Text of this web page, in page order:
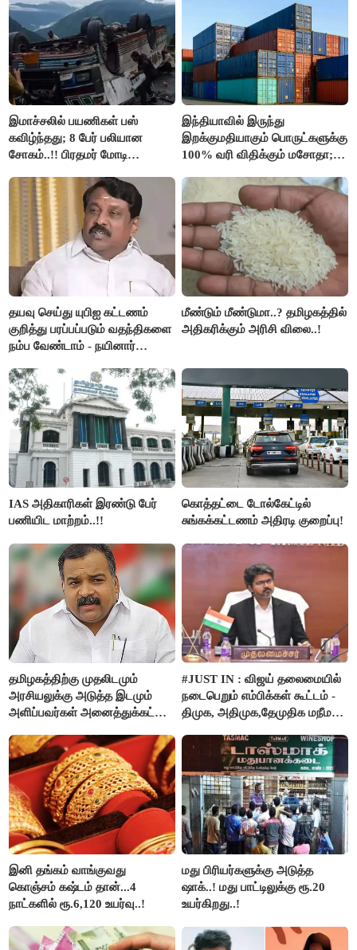
இமாச்சலில் பயணிகள் பஸ்
கவிழ்ந்தது; 8 பேர் பலியான
சோகம்..!! பிரதமர் மோடி
இந்தியாவில் இருந்து
இறக்குமதியாகும் பொருட்களுக்கு
100% வரி விதிக்கும் மசோதா;
தயவு செய்து யுபிஐ கட்டணம்
குறித்து பரப்பப்படும் வதந்திகளை
நம்ப வேண்டாம் - நயினார்
மீண்டும் மீண்டுமா..? தமிழகத்தில்
அதிகரிக்கும் அரிசி விலை..!
IAS அதிகாரிகள் இரண்டு பேர்
பணியிட மாற்றம்..!!
கொத்தட்டை டோல்கேட்டில்
சுங்கக்கட்டணம் அதிரடி குறைப்பு!
தமிழகத்திற்கு முதலிடமும்
அரசியலுக்கு அடுத்த இடமும்
அளிப்பவர்கள் அனைத்துக்கட்சி
பங்கேற்பார்கள் - மாணிக்கம்
தாகூர்..!!
#JUST IN : விஜய் தலைமையில்
நடைபெறும் எம்பிக்கள் கூட்டம் -
திமுக, அதிமுக,தேமுதிக மநீம
இனி தங்கம் வாங்குவது
கொஞ்சம் கஷ்டம் தான்...4
நாட்களில் ரூ.6,120 உயர்வு..!
மது பிரியர்களுக்கு அடுத்த
ஷாக்..! மது பாட்டிலுக்கு ரூ.20
உயர்கிறது..!